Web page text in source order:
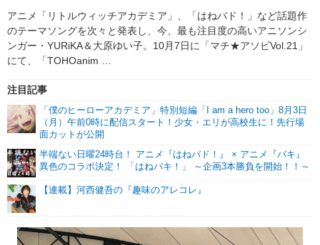
編集部ブログ・お知らせ
アニメ「リトルウィッチアカデミア」、「はねバド！」など話題作
のテーマソングを次々と発表し、今、最も注目度の高いアニソンシ
ンガー・YURiKA＆大原ゆい子。10月7日に「マチ★アソビVol.21」
にて、「TOHOanim …
注目記事
「僕のヒーローアカデミア」特別短編「I am a hero too」8月3日
（月）午前0時に配信スタート！少女・エリが高校生に！先行場
面カットが公開
半端ない日曜24時台！ アニメ『はねバド！』 × アニメ『バキ』
異色のコラボ決定！ 「はねバキ！」 ～企画3本勝負を開始！！～
【連載】河西健吾の『趣味のアレコレ』